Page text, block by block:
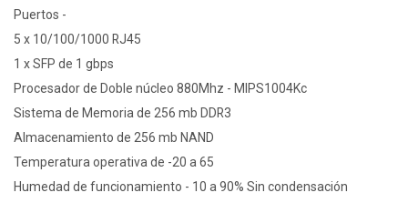
Puertos -
5 x 10/100/1000 RJ45
1 x SFP de 1 gbps
Procesador de Doble núcleo 880Mhz - MIPS1004Kc
Sistema de Memoria de 256 mb DDR3
Almacenamiento de 256 mb NAND
Temperatura operativa de -20 a 65
Humedad de funcionamiento - 10 a 90% Sin condensación